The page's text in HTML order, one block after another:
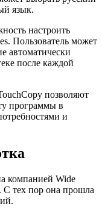
язык.
настроить
Пользователь может
автоматически
после каждой
позволяют
программы в
и
компанией Wide
С тех пор она прошла